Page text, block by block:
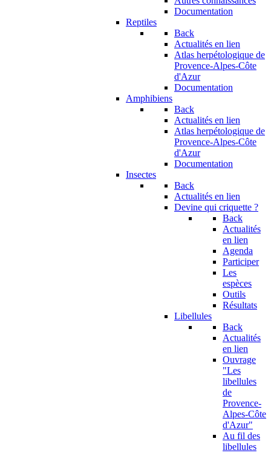
Documentation
Reptiles
Back
Actualités en lien
Atlas herpétologique de
Provence-Alpes-Côte
d'Azur
Documentation
Amphibiens
Back
Actualités en lien
Atlas herpétologique de
Provence-Alpes-Côte
d'Azur
Documentation
Insectes
Back
Actualités en lien
Devine qui criquette ?
Back
Actualités
en lien
Agenda
Participer
Les
espèces
Outils
Résultats
Libellules
Back
Actualités
en lien
Ouvrage
"Les
libellules
de
Provence-
Alpes-Côte
d'Azur"
Au fil des
libellules